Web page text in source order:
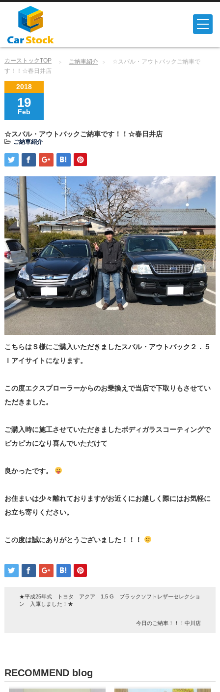
カーストックTOP ご納車紹介
☆スバル・アウトバックご納車で
す！！☆春日井店
2018
19
Feb
☆スバル・アウトバックご納車です！！☆春日井店
ご納車紹介
こちらはＳ様にご購入いただきましたスバル・アウトバック２．５
Ｉアイサイトになります。
この度エクスプローラーからのお乗換えで当店で下取りもさせてい
ただきました。
ご購入時に施工させていただきましたボディガラスコーティングで
ピカピカになり喜んでいただけて
良かったです。
お住まいは少々離れておりますがお近くにお越しく際にはお気軽に
お立ち寄りください。
この度は誠にありがとうございました！！！
★平成25年式 トヨタ アクア 1.5 G ブラックソフトレザーセレクショ
ン 入庫しました！★
今日のご納車！！！中川店
RECOMMEND blog